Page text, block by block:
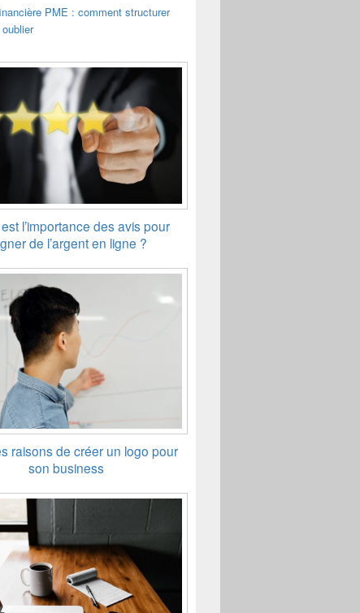
PME : comment structurer
l’importance des avis pour
de l’argent en ligne ?
raisons de créer un logo pour
son business